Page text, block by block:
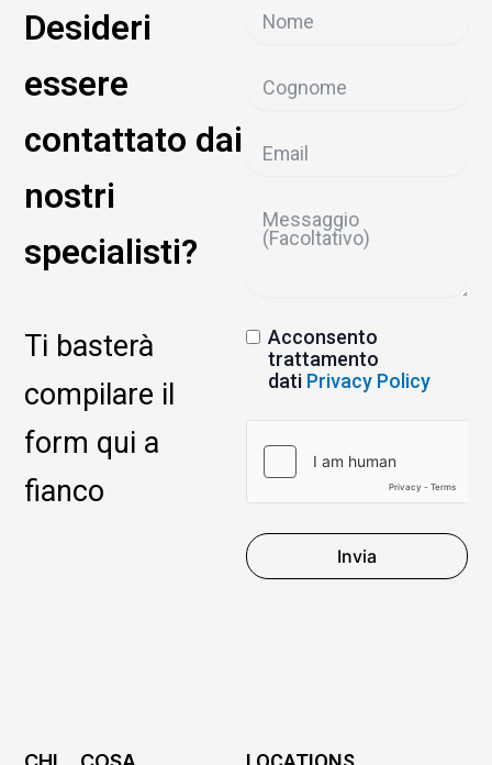
Desideri
essere
contattato dai
nostri
specialisti?
Ti basterà
compilare il
form qui a
fianco
Acconsento
trattamento
dati Privacy Policy
Invia